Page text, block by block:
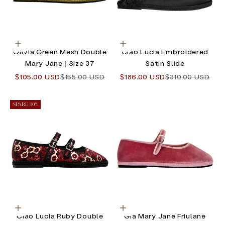
Optionen auswählen
Olivia Green Mesh Double
Mary Jane | Size 37
Angebot
$105.00 USDRegulärer Preis
$155.00 USD
Optionen auswählen
Ciao Lucia Embroidered
Satin Slide
Angebot
$186.00 USDRegulärer Preis
$310.00 USD
SPARE 30%
Optionen auswählen
Ciao Lucia Ruby Double
Optionen auswählen
Gia Mary Jane Friulane